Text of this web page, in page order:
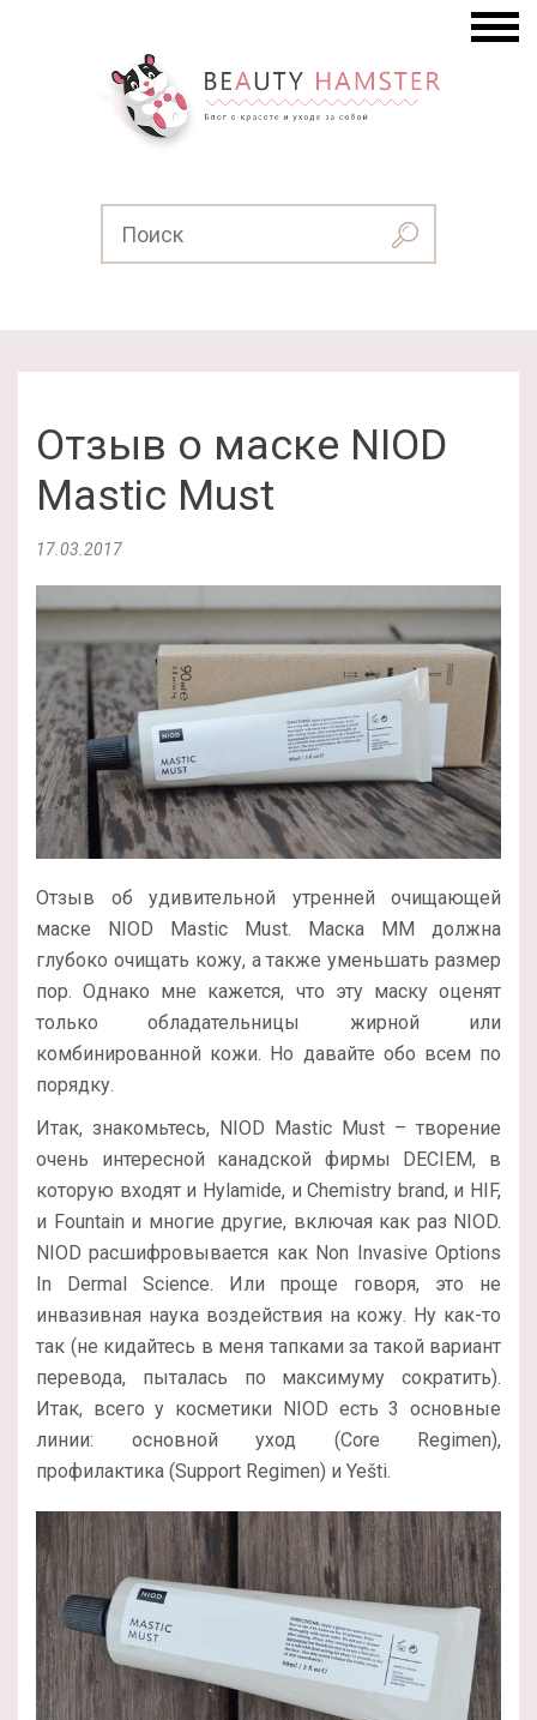
Отзыв о маске NIOD
Mastic Must
17.03.2017
Отзыв об удивительной утренней очищающей
маске NIOD Mastic Must. Маска MM должна
глубоко очищать кожу, а также уменьшать размер
пор. Однако мне кажется, что эту маску оценят
только обладательницы жирной или
комбинированной кожи. Но давайте обо всем по
порядку.
Итак, знакомьтесь, NIOD Mastic Must – творение
очень интересной канадской фирмы DECIEM, в
которую входят и Hylamide, и Chemistry brand, и HIF,
и Fountain и многие другие, включая как раз NIOD.
NIOD расшифровывается как Non Invasive Options
In Dermal Science. Или проще говоря, это не
инвазивная наука воздействия на кожу. Ну как-то
так (не кидайтесь в меня тапками за такой вариант
перевода, пыталась по максимуму сократить).
Итак, всего у косметики NIOD есть 3 основные
линии: основной уход (Core Regimen),
профилактика (Support Regimen) и Yešti.